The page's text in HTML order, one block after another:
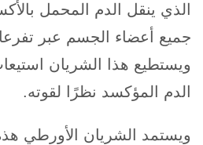
الذي ينقل الدم المحمل
جميع أعضاء الجسم عبر
ويستطيع هذا الشريان
الدم المؤكسد نظرًا لقوته.
ويستمد الشريان الأورطي